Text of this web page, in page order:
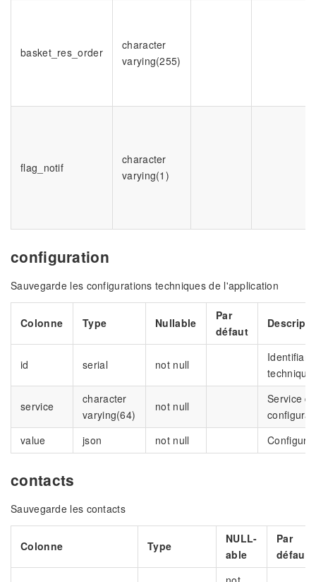
basket_res_order
character
varying(255)
flag_notif
character
varying(1)
configuration
Sauvegarde les configurations techniques de l'application
Colonne Type Nullable
Par
défaut
id serial not null
Identifiant
technique
service
character
varying(64)
not null
Service
value
json not null
contacts
Sauvegarde les contacts
Colonne Type
NULL-
able
Par
défaut